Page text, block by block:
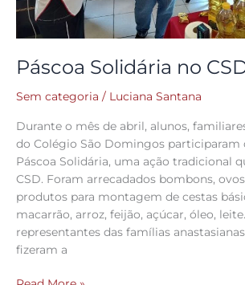
Páscoa Solidária no
Sem categoria / Luciana Santana
Durante o mês de abril, alunos,
do Colégio São Domingos participaram
Páscoa Solidária, uma ação tradicional
CSD. Foram arrecadados bombons,
produtos para montagem de cestas
macarrão, arroz, feijão, açúcar, óleo,
representantes das famílias
fizeram a